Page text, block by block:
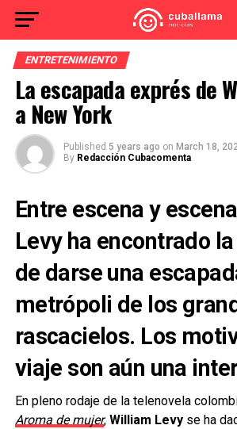
ENTRETENIMIENTO
La escapada exprés de
a New York
Published 5 years ago on March 18,
By Redacción Cubacomenta
Entre escena y
Levy ha encontrado
de darse una
metrópoli de los
rascacielos. Los
viaje son aún una
En pleno rodaje de la telenovela
Aroma de mujer, William Levyse ha